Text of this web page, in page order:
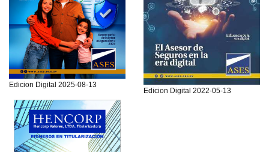
Edicion Digital 2025-08-13
Edicion Digital 2022-05-13